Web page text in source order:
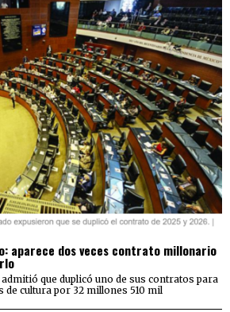
aparece dos veces contrato millonario
admitió que duplicó uno de sus contratos para
cultura por 32 millones 510 mil